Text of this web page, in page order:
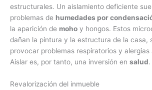
estructurales. Un aislamiento deficiente
problemas de humedades por
la aparición de moho y hongos. Estos
dañan la pintura y la estructura de la casa,
provocar problemas respiratorios y alergias
Aislar es, por tanto, una inversión en salud.
Revalorización del inmueble